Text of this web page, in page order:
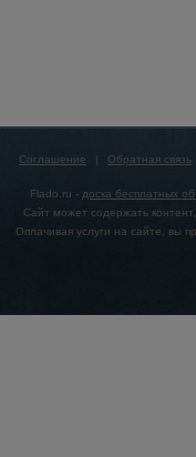
Соглашение | Обратная связь
Flado.ru - доска бесплатных
Сайт может содержать
Оплачивая услуги на сайте, вы